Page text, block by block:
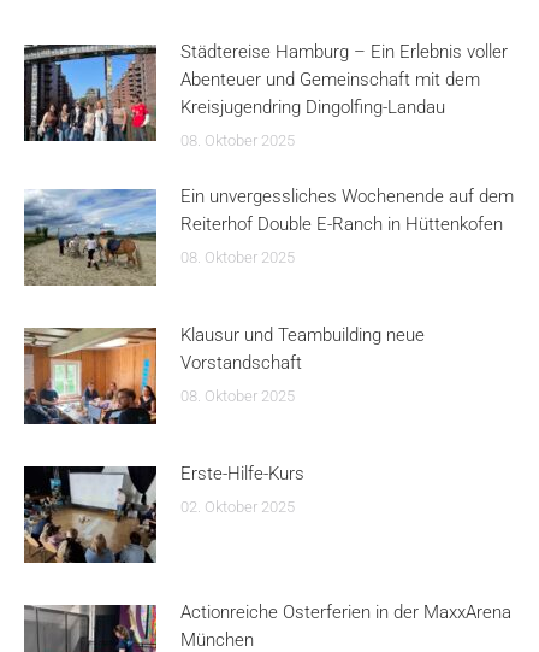
Städtereise Hamburg – Ein Erlebnis voller
Abenteuer und Gemeinschaft mit dem
Kreisjugendring Dingolfing-Landau
08. Oktober 2025
Ein unvergessliches Wochenende auf dem
Reiterhof Double E-Ranch in Hüttenkofen
08. Oktober 2025
Klausur und Teambuilding neue
Vorstandschaft
08. Oktober 2025
Erste-Hilfe-Kurs
02. Oktober 2025
Actionreiche Osterferien in der MaxxArena
München